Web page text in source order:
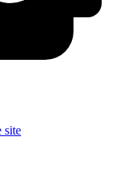
site